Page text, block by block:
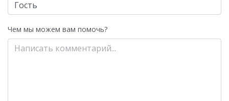
Чем мы можем вам помочь?